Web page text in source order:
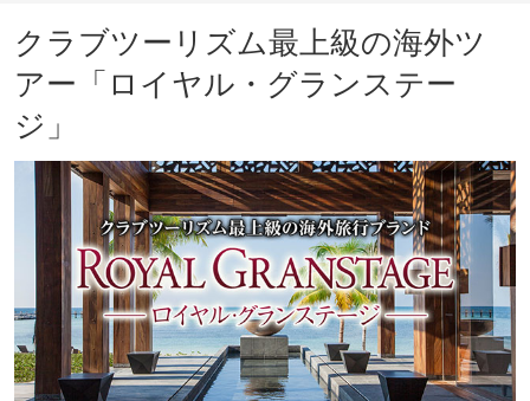
クラブツーリズム最上級の海外ツ
アー「ロイヤル・グランステー
ジ」